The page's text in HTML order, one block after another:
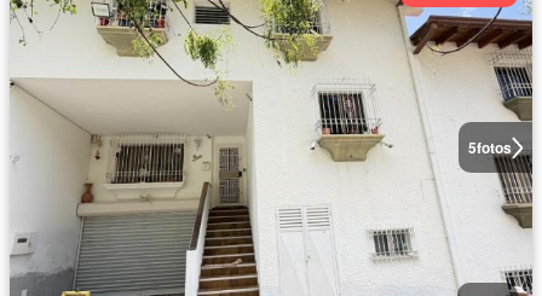
5fotos